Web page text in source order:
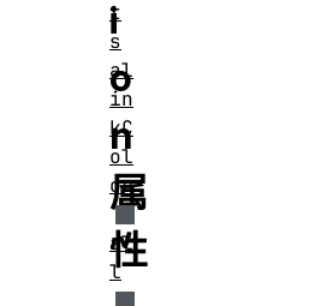
i
o
n
属
性
t
s
al
in
kC
ol
or
al
l